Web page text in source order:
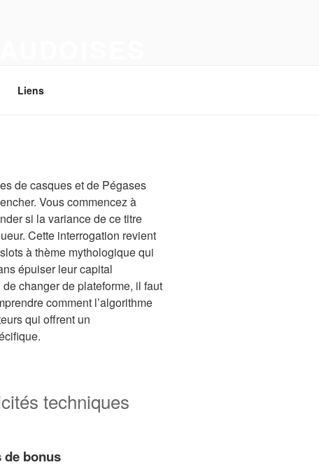
Liens
de casques et de Pégases
Vous commencez à
si la variance de ce titre
Cette interrogation revient
à thème mythologique qui
épuiser leur capital
changer de plateforme, il faut
comment l’algorithme
qui offrent un
techniques
de bonus